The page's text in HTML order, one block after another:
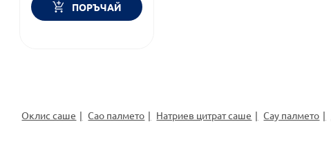
ПОРЪЧАЙ
Оклис саше Сао палмето Натриев цитрат саше Сау палмето